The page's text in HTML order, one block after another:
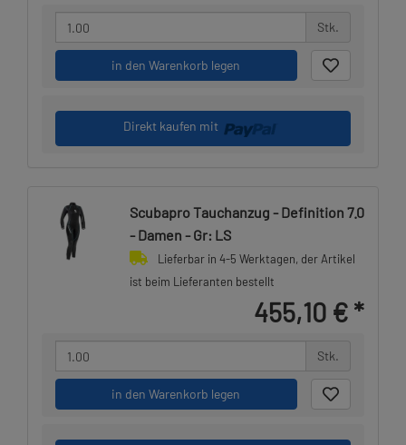
Stk.
in den Warenkorb legen
Direkt kaufen mit
Scubapro Tauchanzug - Definition 7.0
- Damen - Gr: LS
Lieferbar in 4-5 Werktagen, der Artikel
ist beim Lieferanten bestellt
455,10 € *
Stk.
in den Warenkorb legen